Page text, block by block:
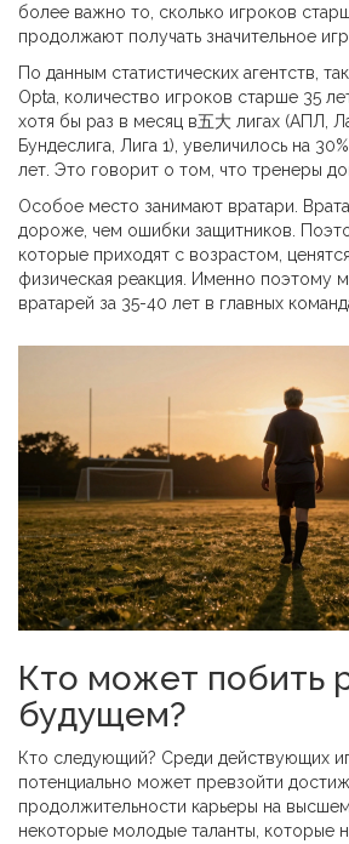
более важно то, сколько игроков
продолжают получать значительное
По данным статистических агентств,
Opta, количество игроков старше 35
хотя бы раз в месяц в五大 лигах (АПЛ,
Бундеслига, Лига 1), увеличилось на
лет. Это говорит о том, что тренеры
Особое место занимают вратари.
дороже, чем ошибки защитников.
которые приходят с возрастом,
физическая реакция. Именно поэтому
вратарей за 35-40 лет в главных
Кто может побить
будущем?
Кто следующий? Среди действующих
потенциально может превзойти
продолжительности карьеры на
некоторые молодые таланты, которые